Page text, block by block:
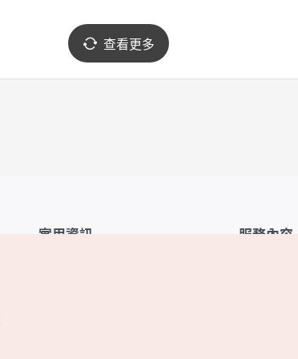
查看更多
實用資訊 服務內容